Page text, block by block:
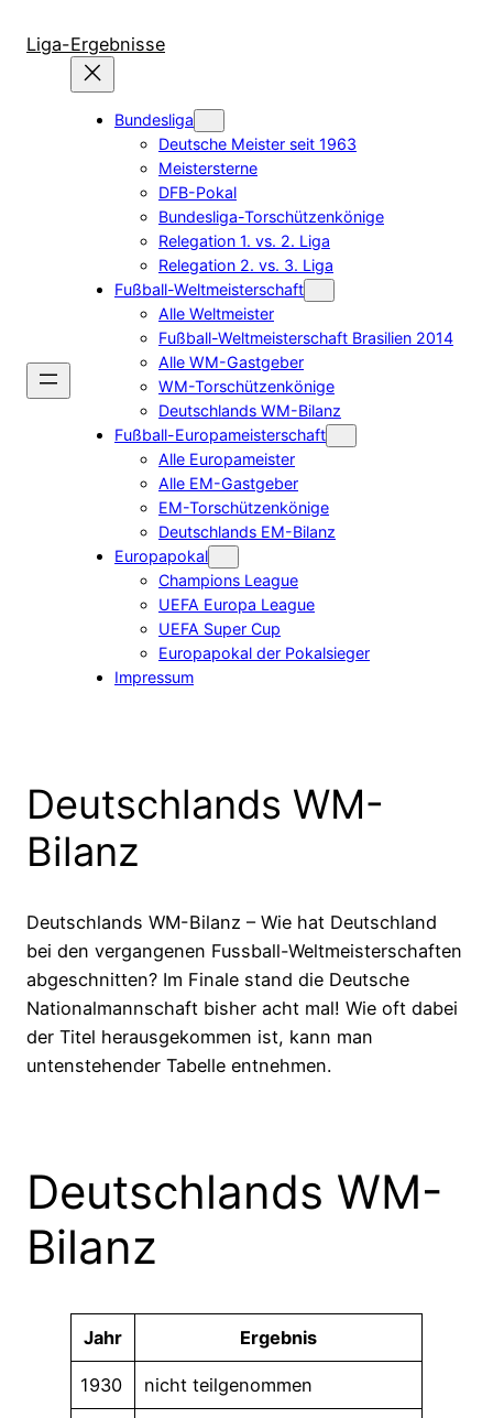
InhaltLiga-Ergebnisse
Bundesliga
Deutsche Meister seit 1963
Meistersterne
DFB-Pokal
Bundesliga-Torschützenkönige
Relegation 1. vs. 2. Liga
Relegation 2. vs. 3. Liga
Fußball-Weltmeisterschaft
Alle Weltmeister
Fußball-Weltmeisterschaft Brasilien 2014
Alle WM-Gastgeber
WM-Torschützenkönige
Deutschlands WM-Bilanz
Fußball-Europameisterschaft
Alle Europameister
Alle EM-Gastgeber
EM-Torschützenkönige
Deutschlands EM-Bilanz
Europapokal
Champions League
UEFA Europa League
UEFA Super Cup
Europapokal der Pokalsieger
Impressum
Deutschlands WM-
Bilanz
Deutschlands WM-Bilanz – Wie hat Deutschland
bei den vergangenen Fussball-Weltmeisterschaften
abgeschnitten? Im Finale stand die Deutsche
Nationalmannschaft bisher acht mal! Wie oft dabei
der Titel herausgekommen ist, kann man
untenstehender Tabelle entnehmen.
Deutschlands WM-
Bilanz
Jahr Ergebnis
1930 nicht teilgenommen